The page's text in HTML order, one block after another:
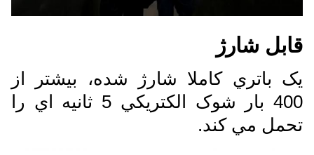
قابل شارژ
يک باتري کاملا شارژ شده، بيشتر از
400 بار شوک الکتريکي 5 ثانيه اي را
تحمل مي کند.